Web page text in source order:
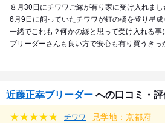
８月30日にチワワご縁が有り家に受け入れまし
6月9日に飼っていたチワワが虹の橋を登り星
一緒でこれも？何かの縁と思って受け入れる事
ブリーダーさんも良い方で安心も有り買うきっ
近藤正幸ブリーダーへの口コミ・
チワワ 見学地：京都府